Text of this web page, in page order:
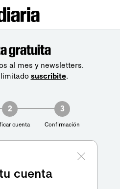
gratuita
al mes y newsletters.
suscribite.
2
cuenta
3
Confirmación
cuenta